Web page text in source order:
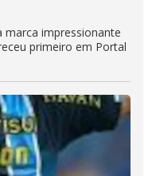
marca impressionante
primeiro em Portal